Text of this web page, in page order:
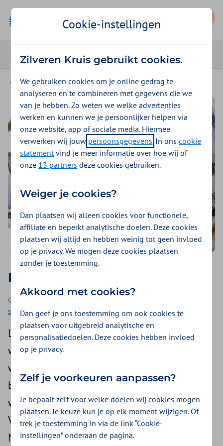
1000 stappen podcasts
Het effect van thuiswerken
Geplaatst op 2 maart 2023 | Een podcast als onderdeel van
stappen podcasts| 21 minuten luisteren
Lekker doorbikkelen zonder gestoord te
worden? Of juist saai en moeilijk samen te
werken.. De meningen over thuiswerken
blijven sterk verdeeld. Wat is
wetenschappelijk gezien nou beter voor je?
Vandaag gaat Arjan Banach in gesprek met
Maral Darouei. Ze heeft onderzoek gedaan
Cookie-instellingen
Zilveren Kruis gebruikt cookies.
We gebruiken cookies om je online gedrag te
analyseren en te combineren met gegevens die we
van je hebben. Zo weten we welke advertenties
werken en kunnen we je persoonlijker helpen via
onze website, app of sociale media. Hiermee
verwerken wij jouw persoonsgegevens. In onscookie
statementvind je meer informatie over hoe wij of
onze 13 partners deze cookies gebruiken.
Weiger je cookies?
Dan plaatsen wij alleen cookies voor functionele,
affiliate en beperkt analytische doelen. Deze cookies
plaatsen wij altijd en hebben weinig tot geen invloed
op je privacy. We mogen deze cookies plaatsen
zonder je toestemming.
Akkoord met cookies?
Dan geef je ons toestemming om ook cookies te
plaatsen voor uitgebreid analytische en
personalisatiedoelen. Deze cookies hebben invloed
op je privacy.
Zelf je voorkeuren aanpassen?
Je bepaalt zelf voor welke doelen wij cookies mogen
plaatsen. Je keuze kun je op elk moment wijzigen. Of
trek je toestemming in via de link “Cookie-
instellingen” onderaan de pagina.